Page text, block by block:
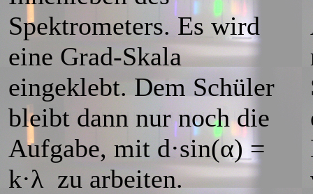
Spektrometers. Es wird
eine Grad-Skala
eingeklebt. Dem Schüler
bleibt dann nur noch die
Aufgabe, mit d·sin(α) =
k·λ zu arbeiten.